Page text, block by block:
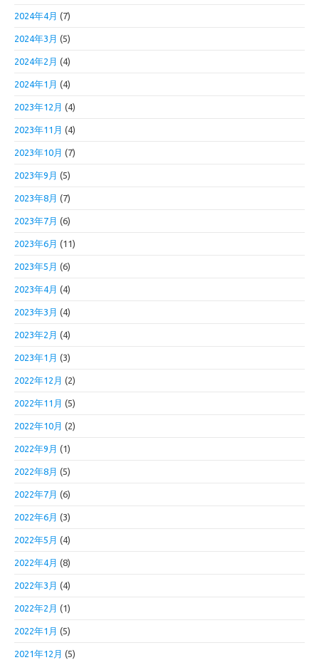
2024年4月 (7)
2024年3月 (5)
2024年2月 (4)
2024年1月 (4)
2023年12月 (4)
2023年11月 (4)
2023年10月 (7)
2023年9月 (5)
2023年8月 (7)
2023年7月 (6)
2023年6月 (11)
2023年5月 (6)
2023年4月 (4)
2023年3月 (4)
2023年2月 (4)
2023年1月 (3)
2022年12月 (2)
2022年11月 (5)
2022年10月 (2)
2022年9月 (1)
2022年8月 (5)
2022年7月 (6)
2022年6月 (3)
2022年5月 (4)
2022年4月 (8)
2022年3月 (4)
2022年2月 (1)
2022年1月 (5)
2021年12月 (5)